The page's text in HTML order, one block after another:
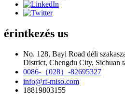
érintkezés us
No. 128, Bayi Road déli
District, Chengdu City, Sichuan
0086-（028）-82695327
info@rf-miso.com
18819803155